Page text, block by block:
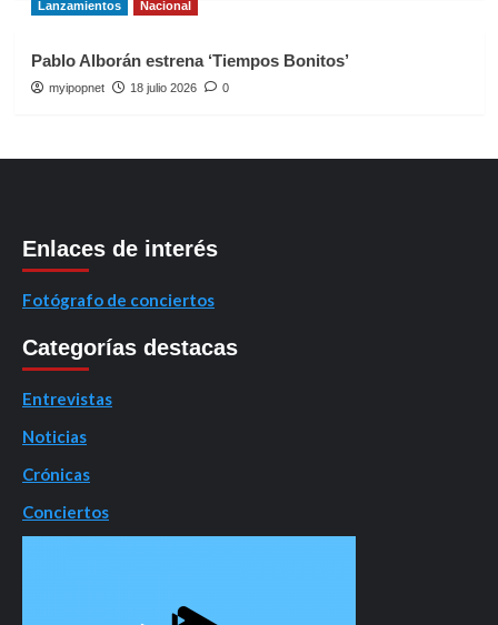
Lanzamientos Nacional
Pablo Alborán estrena ‘Tiempos Bonitos’
myipopnet 18 julio 2026 0
Enlaces de interés
Fotógrafo de conciertos
Categorías destacas
Entrevistas
Noticias
Crónicas
Conciertos